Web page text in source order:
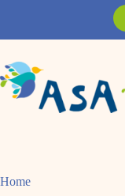
Home